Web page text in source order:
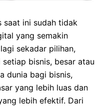
saat ini sudah tidak
yang semakin
sekadar pilihan,
bisnis, besar atau
dunia bagi bisnis,
yang lebih luas dan
lebih efektif. Dari